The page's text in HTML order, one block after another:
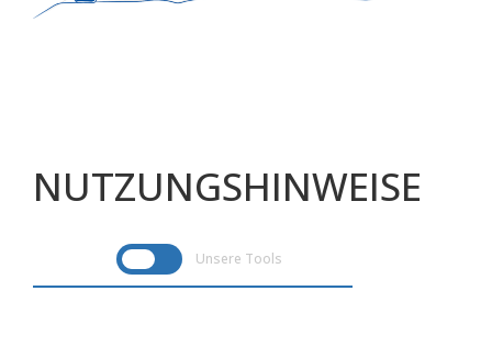
NUTZUNGSHINWEISE
Unsere Tools